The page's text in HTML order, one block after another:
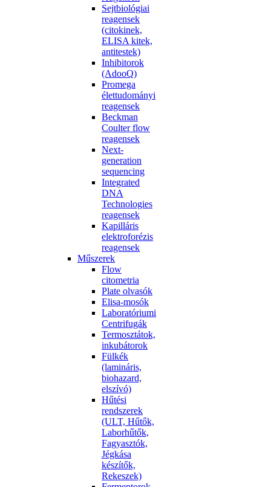
Sejtbiológiai
reagensek
(citokinek,
ELISA kitek,
antitestek)
Inhibitorok
(AdooQ)
Promega
élettudományi
reagensek
Beckman
Coulter flow
reagensek
Next-
generation
sequencing
Integrated
DNA
Technologies
reagensek
Kapilláris
elektroforézis
reagensek
Műszerek
Flow
citometria
Plate olvasók
Elisa-mosók
Laboratóriumi
Centrifugák
Termosztátok,
inkubátorok
Fülkék
(lamináris,
biohazard,
elszívó)
Hűtési
rendszerek
(ULT, Hűtők,
Laborhűtők,
Fagyasztók,
Jégkása
készítők,
Rekeszek)